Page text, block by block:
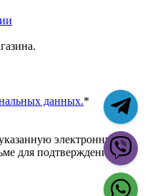
данных.*
электронную
для подтверждения